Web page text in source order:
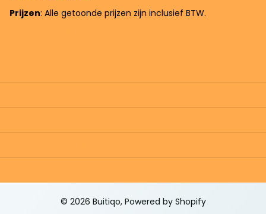
Prijzen: Alle getoonde prijzen zijn inclusief BTW.
© 2026 Buitiqo, Powered by Shopify